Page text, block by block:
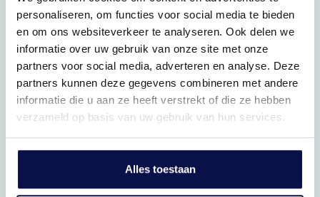
personaliseren, om functies voor social media te bieden
en om ons websiteverkeer te analyseren. Ook delen we
informatie over uw gebruik van onze site met onze
partners voor social media, adverteren en analyse. Deze
partners kunnen deze gegevens combineren met andere
informatie die u aan ze heeft verstrekt of die ze hebben
verzameld op basis van uw gebruik van hun services.
Alles toestaan
Moderne keuken